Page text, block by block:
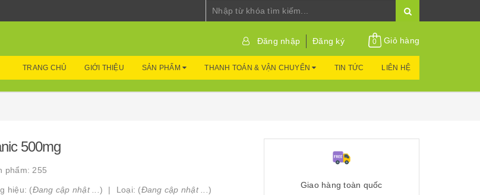
Đăng nhập Đăng ký 0 Giỏ hàng
TRANG CHỦ GIỚI THIỆU SẢN PHẨM THANH TOÁN & VẬN CHUYỂN TIN TỨC LIÊN HỆ
500mg
phẩm: 255
hiệu: (Đang cập nhật ... ) Loại: (Đang cập nhật ... )
Giao hàng toàn quốc